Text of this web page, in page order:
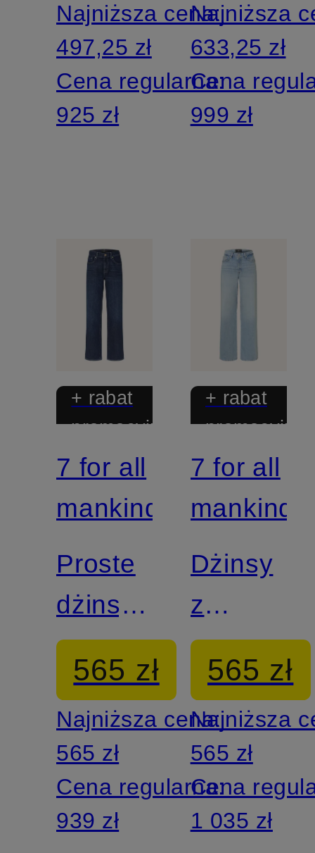
PALAZZO
z lnem
Najniższa cena:
497,25 zł
Cena regularna:
925 zł
Najniższa
633,25 zł
Cena
999 zł
+ rabat
promocyjny
7 for all
mankind
Proste
dżinsy
TESS
TROUSER
565 zł
Najniższa cena:
565 zł
Cena regularna:
939 zł
+ rabat
promocyjny
7 for all
mankind
Dżinsy
z
szerokimi
LOTTA
565 zł
Najniższa
565 zł
Cena
1 035 zł